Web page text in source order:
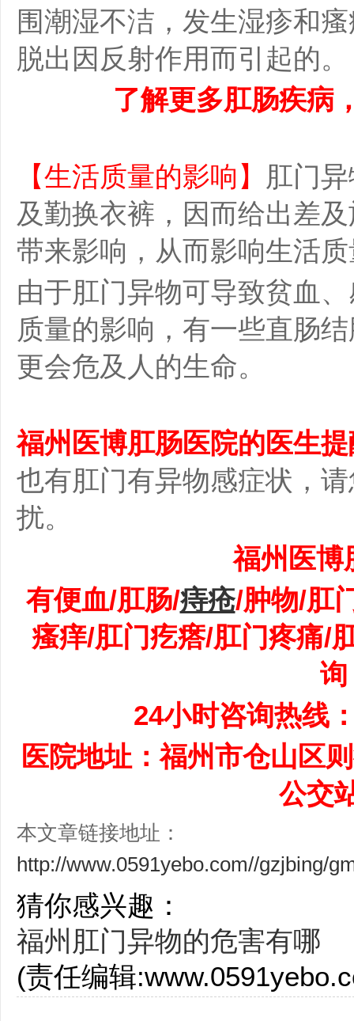
围潮湿不洁，发生湿疹和
脱出因反射作用而引起的。
了解更多肛肠疾病
【生活质量的影响】
肛门
及勤换衣裤，因而给出差
带来影响，从而影响生活
由于肛门异物可导致贫血
质量的影响，有一些直肠
更会危及人的生命。
福州医博肛肠医院的医生
也有肛门有异物感症状，
扰。
福州医
有便血/肛肠/痔疮/肿物/肛
瘙痒/肛门疙瘩/肛门疼痛/
询
24小时咨询热线
医院地址：福州市仓山区
公交
本文章链接地址：
http://www.0591yebo.com//gzjbing/
猜你感兴趣：
福州肛门异物的危害有哪
(责任编辑